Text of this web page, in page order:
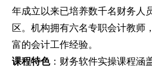
年成立以来已培养数千名财务人
区。机构拥有六名专职会计教师
富的会计工作经验。
课程特色：财务软件实操课程涵